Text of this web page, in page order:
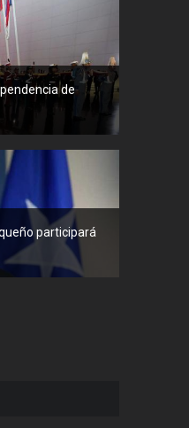
de
participará